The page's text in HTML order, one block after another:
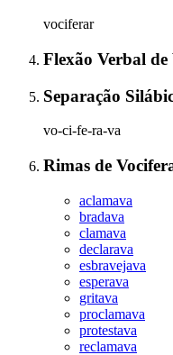
vociferar
Flexão Verbal de
Separação
vo-ci-fe-ra-va
Rimas de
aclamava
bradava
clamava
declarava
esbravejava
esperava
gritava
proclamava
protestava
reclamava